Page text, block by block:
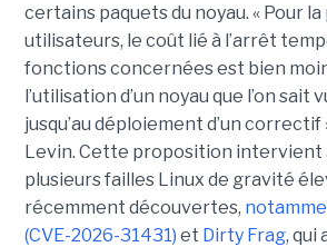
certains paquets du noyau. « Pour
utilisateurs, le coût lié à l’arrêt
fonctions concernées est bien
l’utilisation d’un noyau que l’on sait
jusqu’au déploiement d’un correctif
Levin. Cette proposition intervient
plusieurs failles Linux de gravité
récemment découvertes,
(CVE-2026-31431) et Dirty Frag, qui